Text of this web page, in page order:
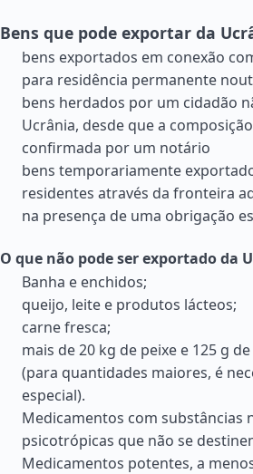
Bens que pode exportar da
bens exportados em conexão
para residência permanente
bens herdados por um cidadão
Ucrânia, desde que a
confirmada por um notário
bens temporariamente
residentes através da fronteira
na presença de uma obrigação
O que não pode ser exportado da
Banha e enchidos;
queijo, leite e produtos lácteos;
carne fresca;
mais de 20 kg de peixe e 125 g
(para quantidades maiores, é
especial).
Medicamentos com substâncias
psicotrópicas que não se
Medicamentos potentes, a